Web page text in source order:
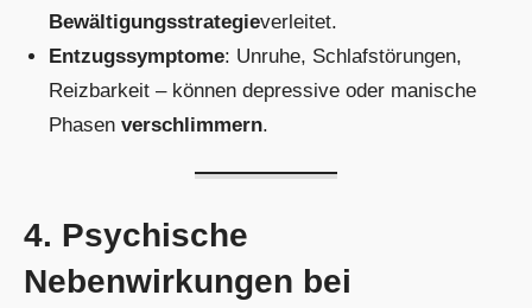
Bewältigungsstrategieverleitet.
Entzugssymptome: Unruhe, Schlafstörungen,
Reizbarkeit – können depressive oder manische
Phasenverschlimmern.
4. Psychische
Nebenwirkungen bei